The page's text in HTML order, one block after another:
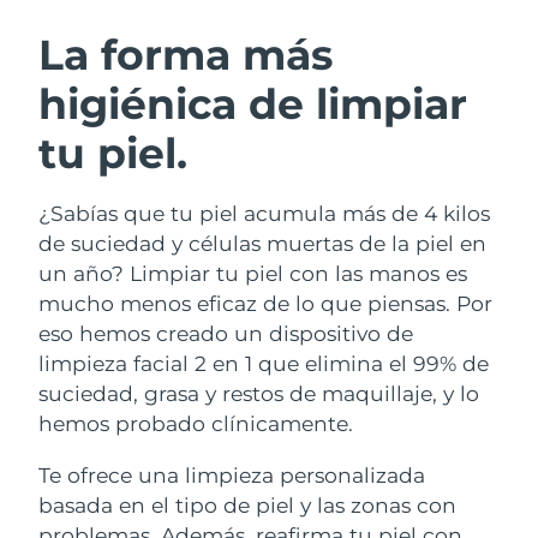
La forma más
higiénica de limpiar
tu piel.
¿Sabías que tu piel acumula más de 4 kilos
de suciedad y células muertas de la piel en
un año? Limpiar tu piel con las manos es
mucho menos eficaz de lo que piensas. Por
eso hemos creado un dispositivo de
limpieza facial 2 en 1 que elimina el 99% de
suciedad, grasa y restos de maquillaje, y lo
hemos probado clínicamente.
Te ofrece una limpieza personalizada
basada en el tipo de piel y las zonas con
Limpieza facial
Anti-aging massage
LUNA™ 4 Plus
Massage, LED heating
LUNA™ 4 Men
Microcurrent toning
BEAR™ 2 go
Microcurrent toning on-the-go
BEAR™ 2 eyes & lips
Hidratación
UFO™ 3 pack
Deep facial hydration
Near-infrared and red light therapy
device
Cuidado bucal
issa™ 4
Hybrid silicone sonic toothbrush
Smart hybrid silicone sonic toothbrush
TRATAMIENTO ANTIEDAD FAQ™
Antiedad Tratamientos LED
NEW
Austria
Baréin Entrega prevista 9/8/26
Bélgica
Bermudas Entrega prevista 14/8/26
Bosnia y Herzegovina Entrega prevista
Brunéi Entrega prevista
Bulgaria Entrega prevista8/8/26
Canadá Entrega prevista
Chile Entrega prevista